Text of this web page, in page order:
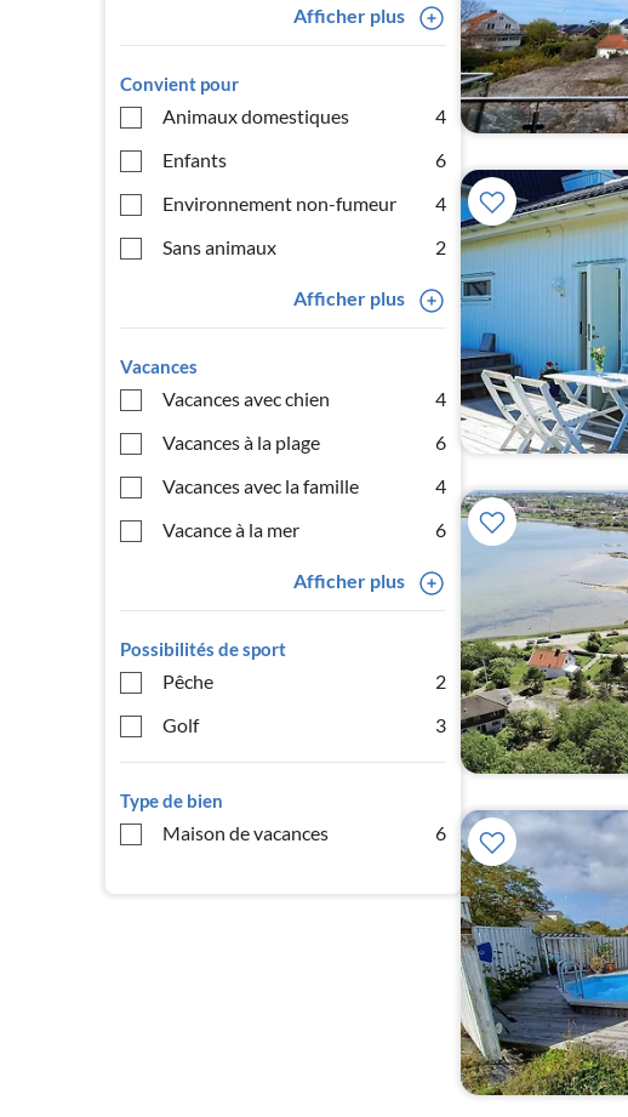
Afficher plus
Convient pour
Animaux domestiques
4
Enfants
6
Environnement non-fumeur
4
Sans animaux
2
Afficher plus
Vacances
Vacances avec chien
4
Vacances à la plage
6
Vacances avec la famille
4
Vacance à la mer
6
Afficher plus
Possibilités de sport
Pêche
2
Golf
3
Type de bien
Maison de vacances 6